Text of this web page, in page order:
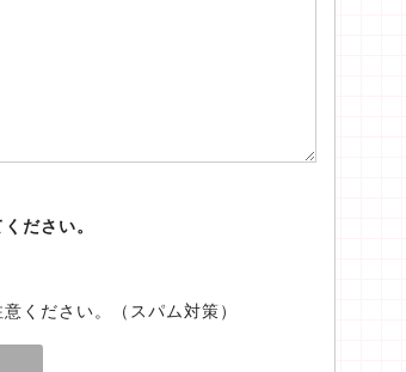
ださい。
ください。（スパム対策）